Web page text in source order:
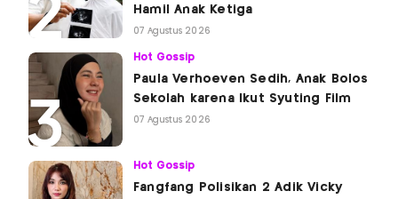
Hamil Anak Ketiga
07 Agustus 2026
Hot Gossip
Paula Verhoeven Sedih, Anak Bolos
Sekolah karena Ikut Syuting Film
07 Agustus 2026
Hot Gossip
Fangfang Polisikan 2 Adik Vicky